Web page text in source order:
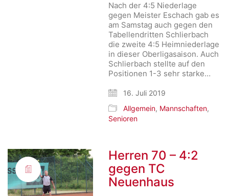
Nach der 4:5 Niederlage
gegen Meister Eschach gab es
am Samstag auch gegen den
Tabellendritten Schlierbach
die zweite 4:5 Heimniederlage
in dieser Oberligasaison. Auch
Schlierbach stellte auf den
Positionen 1-3 sehr starke…
16. Juli 2019
Allgemein, Mannschaften,
Senioren
Herren 70 – 4:2
gegen TC
Neuenhaus